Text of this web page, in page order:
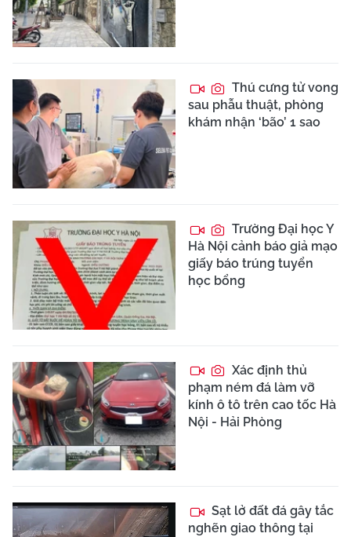
Thú cưng tử vong
sau phẫu thuật, phòng
khám nhận ‘bão’ 1 sao
Trường Đại học Y
Hà Nội cảnh báo giả mạo
giấy báo trúng tuyển
học bổng
Xác định thủ
phạm ném đá làm vỡ
kính ô tô trên cao tốc Hà
Nội - Hải Phòng
Sạt lở đất đá gây tắc
nghẽn giao thông tại